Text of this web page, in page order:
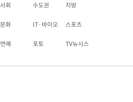
사회 수도권 지방
문화 IT·바이오 스포츠
연예 포토 TV뉴시스